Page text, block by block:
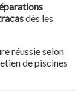
dès les
réussie selon
de piscines